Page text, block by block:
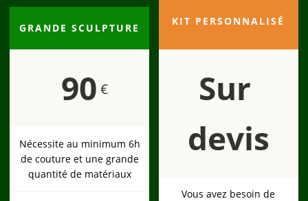
GRANDE SCULPTURE
90 €
Nécessite au minimum 6h
de couture et une grande
quantité de matériaux
KIT PERSONNALISÉ
Sur
devis
Vous avez besoin de